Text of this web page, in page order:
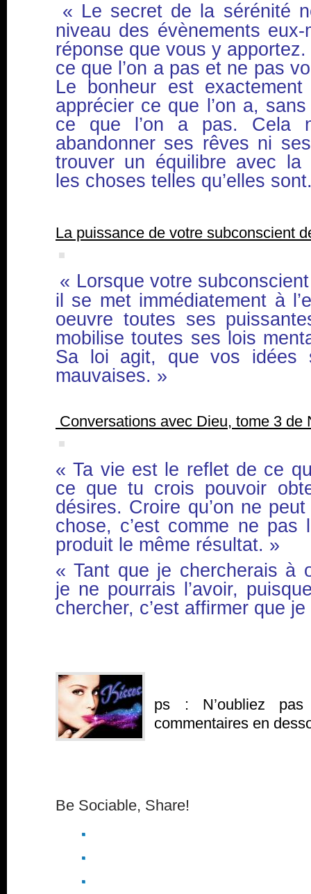
« Le secret de la sérénité
niveau des évènements
réponse que vous y
ce que l’on a pas et ne pas
Le bonheur est exactement
apprécier ce que l’on a,
ce que l’on a pas. Cela
abandonner ses rêves ni
trouver un équilibre avec la
les choses telles qu’elles
La puissance de votre subconscient
« Lorsque votre
il se met immédiatement à
oeuvre toutes ses
mobilise toutes ses lois
Sa loi agit, que vos idées
mauvaises. »
Conversations avec Dieu, tome 3 de
« Ta vie est le reflet de ce
ce que tu crois pouvoir
désires. Croire qu’on ne
chose, c’est comme ne pas
produit le même résultat. »
« Tant que je chercherais à
je ne pourrais l’avoir,
chercher, c’est affirmer que je
ps : N’oubliez
commentaires en
Be Sociable, Share!